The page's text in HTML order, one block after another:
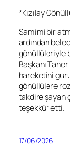
*Kızılay
Samimi bir
ardından
gönüllüleriyle
Başkanı Taner
hareketini
gönüllülere
takdire şayan
teşekkür etti.
17/06/2026